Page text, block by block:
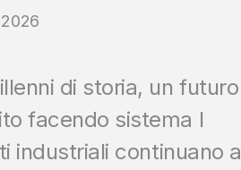
di storia, un futuro
facendo sistema I
industriali continuano a